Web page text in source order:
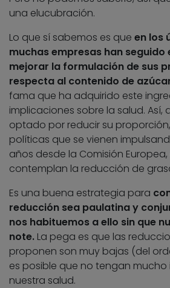
una elucubración.
Lo que sí sabemos es que en los
muchas empresas han
mejorar la formulación de sus
respecta al contenido de
fama que ha adquirido este
implicaciones sobre la salud. Así,
optado por reducir su
políticas que se vienen
años desde la Comisión
contemplan la reducción de
Es una buena estrategia para
reducción sea paulatina y
nos habituemos a ello sin que
note. La pega es que las
proponen son muy bajas (del
es posible que no tengan
nuestra salud.